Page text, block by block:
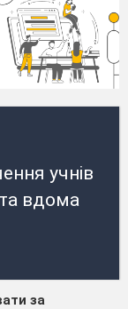
учнів
вдома
за